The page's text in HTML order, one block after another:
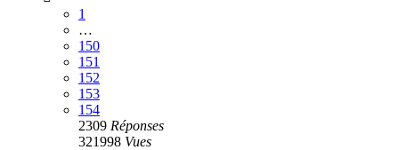
1
…
150
151
152
153
154
2309 Réponses
321998 Vues